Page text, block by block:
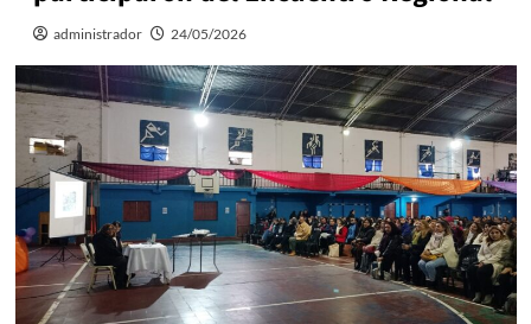
administrador 24/05/2026